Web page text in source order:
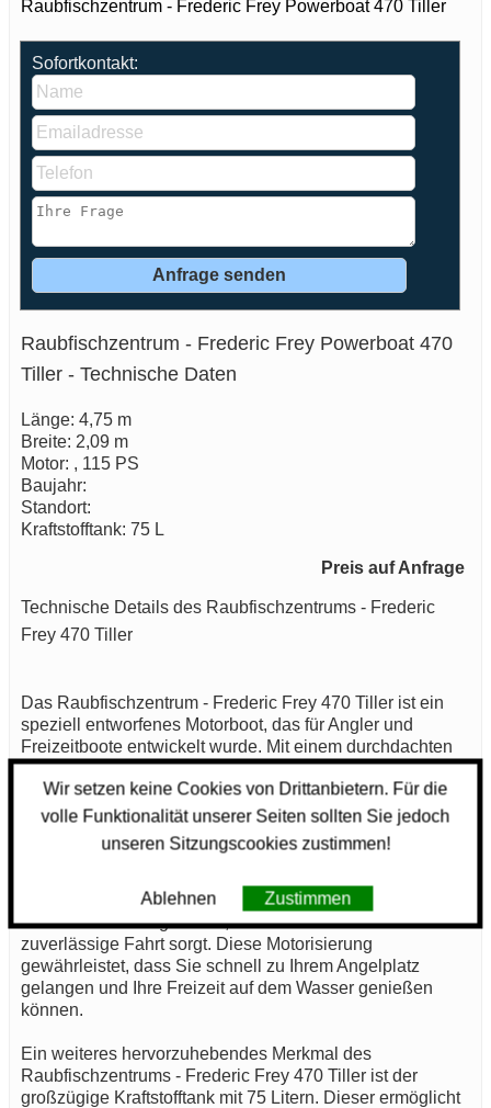
Raubfischzentrum - Frederic Frey Powerboat 470 Tiller
Sofortkontakt:
Raubfischzentrum - Frederic Frey Powerboat 470
Tiller - Technische Daten
Länge: 4,75 m
Breite: 2,09 m
Motor: , 115 PS
Baujahr:
Standort:
Kraftstofftank: 75 L
Preis auf Anfrage
Technische Details des Raubfischzentrums - Frederic
Frey 470 Tiller
Das Raubfischzentrum - Frederic Frey 470 Tiller ist ein
speziell entworfenes Motorboot, das für Angler und
Freizeitboote entwickelt wurde. Mit einem durchdachten
Design und soliden technischen Spezifikationen richtet
sich dieses Modell an eine Vielzahl von Nutzern, die
sowohl im Süß- als auch im Salzwasser fischen möchten.
Das Baujahr des Raubfischzentrums - Frederic Frey 470
Bootes widerspiegelt. Es ist mit einem leistungsstarken
115 PS Motor ausgestattet, der für eine effiziente und
zuverlässige Fahrt sorgt. Diese Motorisierung
gewährleistet, dass Sie schnell zu Ihrem Angelplatz
gelangen und Ihre Freizeit auf dem Wasser genießen
können.
Ein weiteres hervorzuhebendes Merkmal des
Raubfischzentrums - Frederic Frey 470 Tiller ist der
großzügige Kraftstofftank mit 75 Litern. Dieser ermöglicht
Wir setzen keine Cookies von Drittanbietern. Für die
volle Funktionalität unserer Seiten sollten Sie jedoch
unseren Sitzungscookies zustimmen!
Ablehnen Zustimmen